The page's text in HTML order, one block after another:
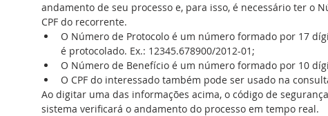
andamento de seu processo e, para isso, é necessário ter o
CPF do recorrente.
O Número de Protocolo é um número formado por 17
é protocolado. Ex.: 12345.678900/2012-01;
O Número de Benefício é um número formado por 10
O CPF do interessado também pode ser usado na
Ao digitar uma das informações acima, o código de
sistema verificará o andamento do processo em tempo real.